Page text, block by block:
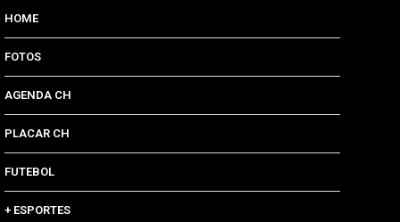
HOME
FOTOS
AGENDA CH
PLACAR CH
FUTEBOL
+ ESPORTES